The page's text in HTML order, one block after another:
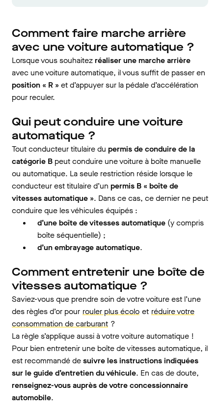
Comment faire marche arrière
avec une voiture automatique ?
Lorsque vous souhaitezréaliser une marche arrière
avec une voiture automatique, il vous suffit de passer en
position « R » et d’appuyer sur la pédale d’accélération
pour reculer.
Qui peut conduire une voiture
automatique ?
Tout conducteur titulaire du permis de conduire de la
catégorie B peut conduire une voiture à boîte manuelle
ou automatique. La seule restriction réside lorsque le
conducteur est titulaire d’un permis B « boîte de
vitesses automatique ». Dans ce cas, ce dernier ne peut
conduire que les véhicules équipés :
d’une boîte de vitesses automatique (y compris
boîte séquentielle) ;
d’un embrayage automatique.
Comment entretenir une boîte de
vitesses automatique ?
Saviez-vous que prendre soin de votre voiture est l’une
des règles d’or pour rouler plus écolo et réduire votre
consommation de carburant ?
La règle s’applique aussi à votre voiture automatique !
Pour bien entretenir une boîte de vitesses automatique, il
est recommandé desuivre les instructions indiquées
sur le guide d’entretien du véhicule. En cas de doute,
renseignez-vous auprès de votre concessionnaire
automobile.